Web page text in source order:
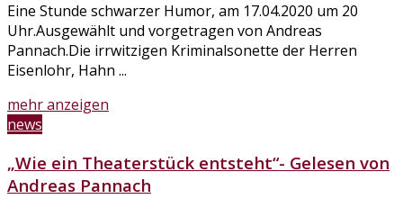
Eine Stunde schwarzer Humor, am 17.04.2020 um 20
Uhr.Ausgewählt und vorgetragen von Andreas
Pannach.Die irrwitzigen Kriminalsonette der Herren
Eisenlohr, Hahn ...
mehr anzeigen
news
„Wie ein Theaterstück entsteht“- Gelesen von
Andreas Pannach